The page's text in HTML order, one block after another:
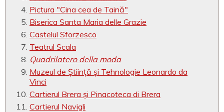
Pictura "Cina cea de Taină"
Biserica Santa Maria delle Grazie
Castelul Sforzesco
Teatrul Scala
Quadrilatero della moda
Muzeul de Știință și Tehnologie Leonardo da
Vinci
Cartierul Brera și Pinacoteca di Brera
Cartierul Navigli